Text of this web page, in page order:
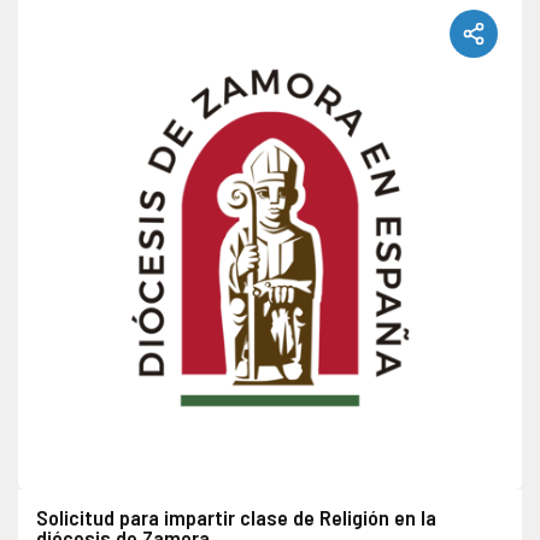
Solicitud para impartir clase de Religión en la